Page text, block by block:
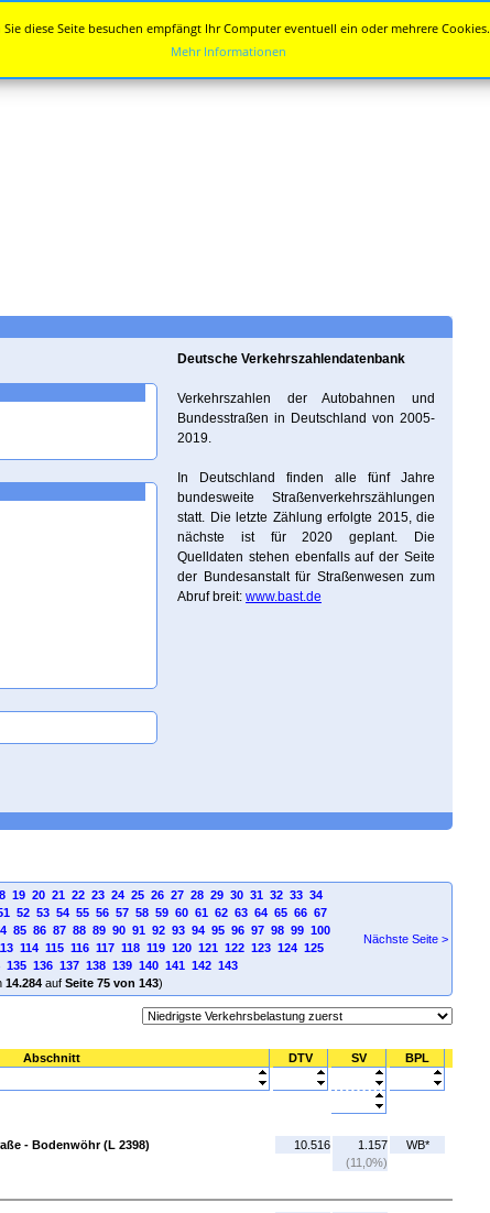
Deutsche Verkehrszahlendatenbank
Verkehrszahlen der Autobahnen und
Bundesstraßen in Deutschland von 2005-
2019.
In Deutschland finden alle fünf Jahre
bundesweite Straßenverkehrszählungen
statt. Die letzte Zählung erfolgte 2015, die
nächste ist für 2020 geplant. Die
Quelldaten stehen ebenfalls auf der Seite
der Bundesanstalt für Straßenwesen zum
Abruf breit: www.bast.de
19 20 21 22 23 24 25 26 27 28 29 30 31 32 33 34
52 53 54 55 56 57 58 59 60 61 62 63 64 65 66 67
85 86 87 88 89 90 91 92 93 94 95 96 97 98 99 100
114 115 116 117 118 119 120 121 122 123 124 125
135 136 137 138 139 140 141 142 143
14.284auf Seite 75 von 143)
Nächste Seite >
Abschnitt DTV SV BPL
- Bodenwöhr (L 2398)
10.516
1.157
(11,0%)
WB*
Sie diese Seite besuchen empfängt Ihr Computer eventuell ein oder mehrere Cookies.
Mehr Informationen